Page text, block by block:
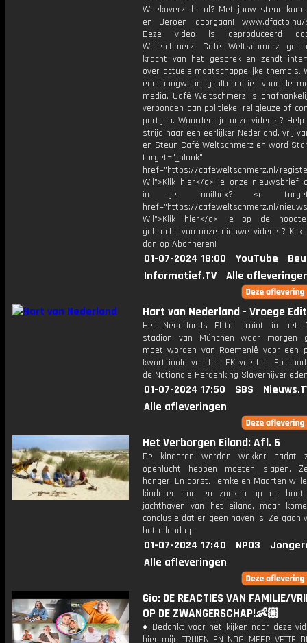
Weekoverzicht al? Met jouw steun
en Jeroen doorgaan!
Deze video is geproduceerd
Weltschmerz. Café Weltschmerz
kracht van het gesprek en zendt
over actuele maatschappelijke thema's.
een hoogwaardig alternatief voor de
media. Café Weltschmerz is
verbonden aan politieke, religieuze of
partijen. Waardeer je onze video's?
strijd naar een eerlijker Nederland, vrij
en Steun Café Weltschmerz en word
target="_blank"
href="https://cafeweltschmerz.nl/
Wil">Klik hier</a> je onze nieuwsbrief
in je mailbox? <a
href="https://cafeweltschmerz.nl/
Wil">Klik hier</a> je op de
gebracht van onze nieuwe video's? Klik
dan op Abonneren!
01-07-2024 18:00 YouTube
Informatief.TV
Alle
Hart van Nederland - Vroege
Het Nederlands Elftal traint in het
stadion van München waar morgen
moet worden van Roemenië voor een
kwartfinale van het EK voetbal. En
de Nationale Herdenking
01-07-2024 17:50 SBS
Alle afleveringen
Het Verborgen Eiland: Afl. 6
De kinderen worden wakker
openlucht hebben moeten slapen.
honger. En dorst. Femke en Maarten
kinderen toe en zoeken op de
jachthaven van het eiland, maar
conclusie dat er geen haven is. Ze gaan
het eiland op.
01-07-2024 17:40 NPO3
Alle afleveringen
Gio: DE REACTIES VAN FAMILIE/
OP DE ZWANGERSCHAP!👶🏼
♦ Bedankt voor het kijken naar deze
hier mijn TRUIEN EN NOG MEER VETTE